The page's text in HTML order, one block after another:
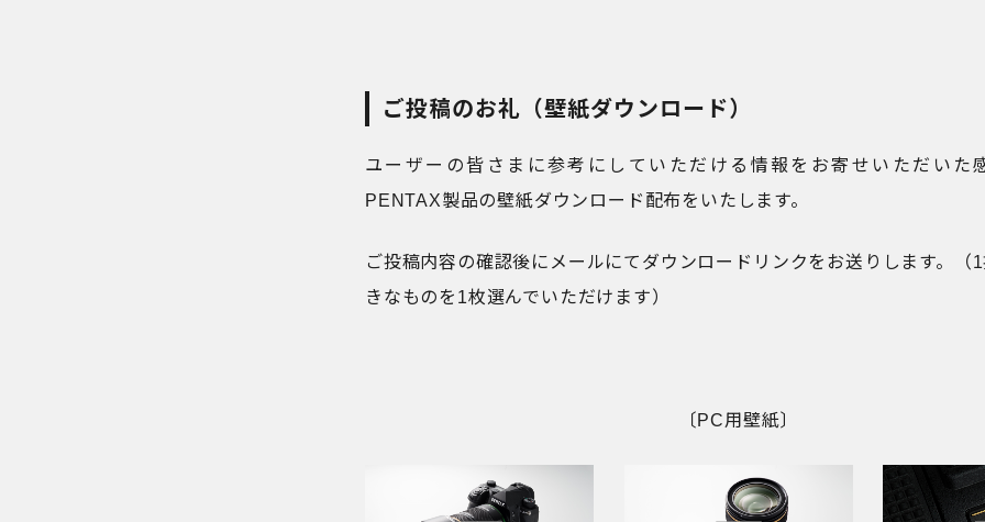
ご投稿のお礼（壁紙ダウンロード）
ユーザーの皆さまに参考にしていただける情報をお寄せいただいた
PENTAX製品の壁紙ダウンロード配布をいたします。
ご投稿内容の確認後にメールにてダウンロードリンクをお送りします。（
きなものを1枚選んでいただけます）
〔PC用壁紙〕